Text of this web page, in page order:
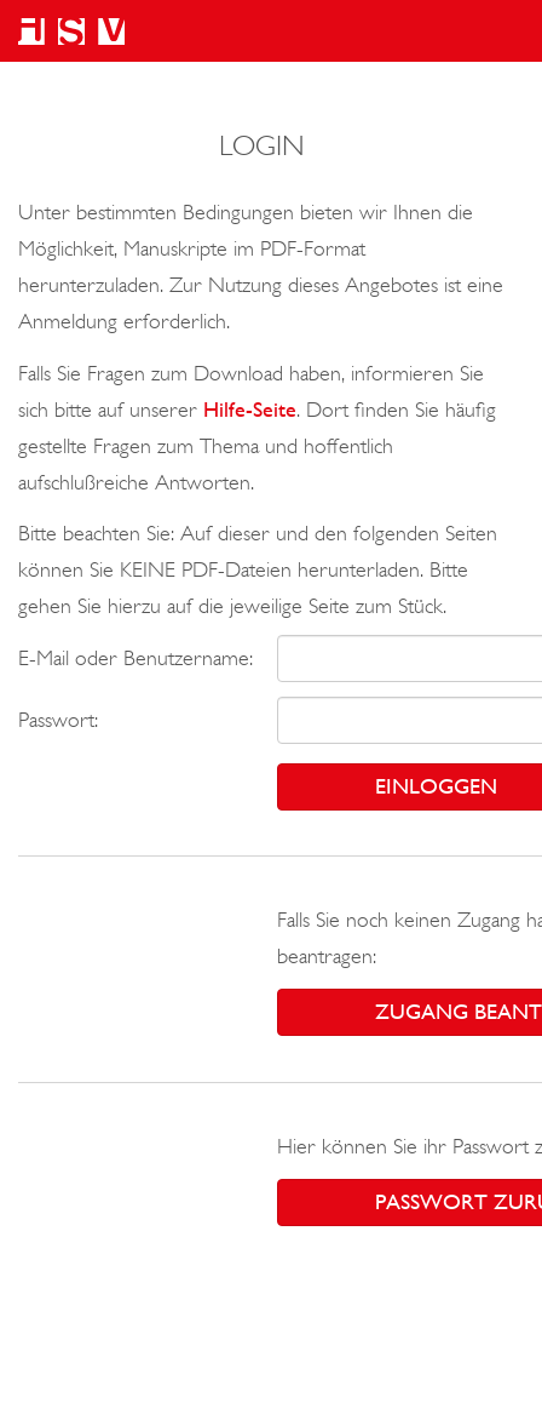
LOGIN
Unter bestimmten Bedingungen bieten wir Ihnen die
Möglichkeit, Manuskripte im PDF-Format
herunterzuladen. Zur Nutzung dieses Angebotes ist eine
Anmeldung erforderlich.
Falls Sie Fragen zum Download haben, informieren Sie
sich bitte auf unserer Hilfe-Seite. Dort finden Sie häufig
gestellte Fragen zum Thema und hoffentlich
aufschlußreiche Antworten.
Bitte beachten Sie: Auf dieser und den folgenden Seiten
können Sie KEINE PDF-Dateien herunterladen. Bitte
gehen Sie hierzu auf die jeweilige Seite zum Stück.
E-Mail oder Benutzername:
Passwort:
Falls Sie noch keinen Zugang
beantragen:
ZUGANG
Hier können Sie ihr Passwort
PASSWORT